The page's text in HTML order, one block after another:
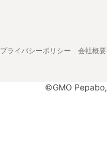
プライバシーポリシー 会社概要
©GMO